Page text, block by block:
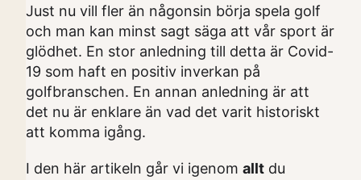
Just nu vill fler än någonsin börja spela golf
och man kan minst sagt säga att vår sport är
glödhet. En stor anledning till detta är Covid-
19 som haft en positiv inverkan på
golfbranschen. En annan anledning är att
det nu är enklare än vad det varit historiskt
att komma igång.
I den här artikeln går vi igenom allt du